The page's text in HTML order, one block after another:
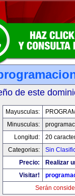
de este
Mayusculas:
Minusculas:
Longitud:
20
Categorias:
Sin
Precio:
Realizar
Visitar!
Serán